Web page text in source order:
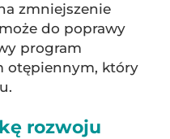
zmniejszenie
do poprawy
program
otępiennym, który
rozwoju